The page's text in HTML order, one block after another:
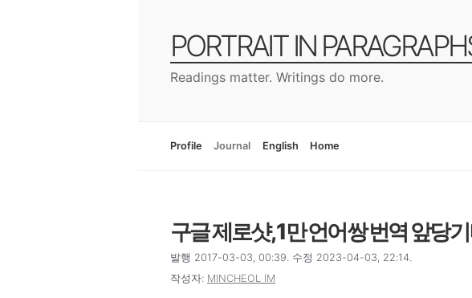
PORTRAIT IN
Readings matter. Writings do more.
Profile Journal English Home
구글 제로샷, 1만 언어쌍 번역 앞당
발행 2017-03-03, 00:39. 수정 2023-04-03, 22:14.
작성자: MINCHEOL IM